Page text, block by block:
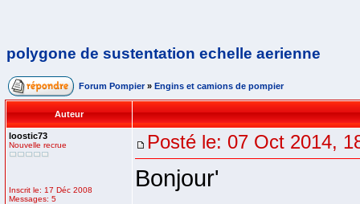
polygone de sustentation echelle aerienne
Forum Pompier » Engins et camions de pompier
Auteur
loostic73
Nouvelle recrue
Inscrit le: 17 Déc 2008
Messages: 5
Posté le: 07 Oct 2014,
Bonjour'